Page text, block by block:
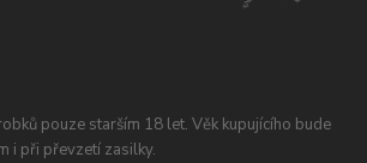
pouze starším 18 let. Věk kupujícího bude
i při převzetí zasilky.